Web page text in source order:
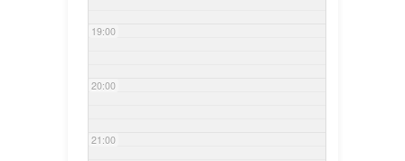
19:00
20:00
21:00